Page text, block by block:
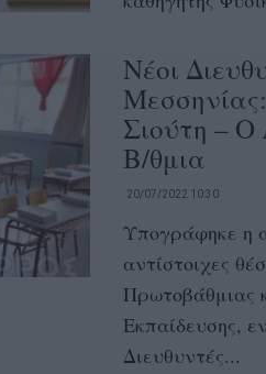
Νέοι
Σιούτη – Ο
Β/θμια
20/07/2022 10:30
Υπογράφηκε η
αντίστοιχες
Πρωτοβάθμιας
Εκπαίδευσης,
Διευθυντές...